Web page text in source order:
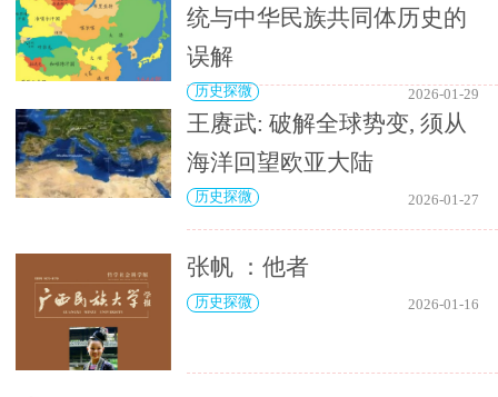
统与中华民族共同体历史的
误解
历史探微 2026-01-29
王赓武: 破解全球势变, 须从
海洋回望欧亚大陆
历史探微 2026-01-27
张帆 ：他者
历史探微 2026-01-16